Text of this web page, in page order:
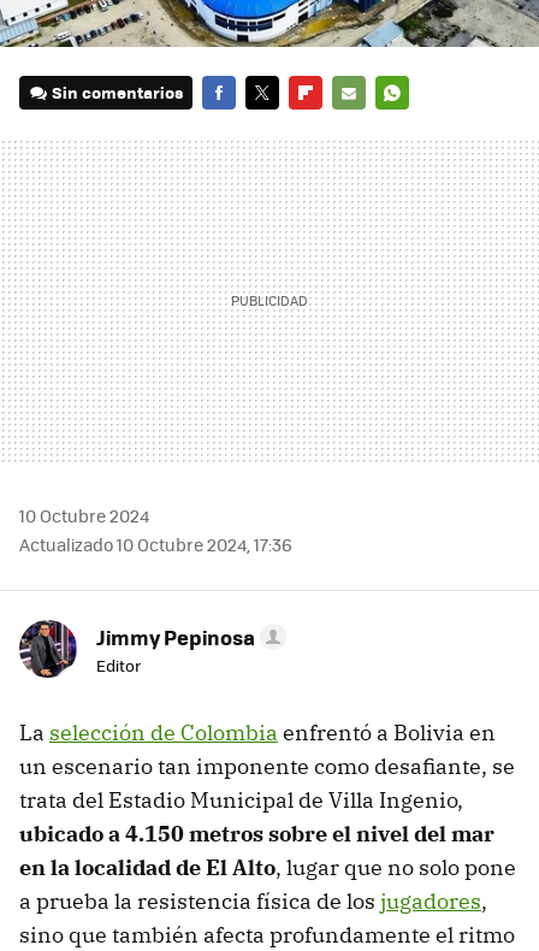
Sin comentarios
MAIL
10 Octubre 2024
Actualizado 10 Octubre 2024, 17:36
Jimmy Pepinosa
Editor
La selección de Colombia enfrentó a Bolivia en
un escenario tan imponente como desafiante, se
trata del Estadio Municipal de Villa Ingenio,
ubicado a 4.150 metros sobre el nivel del mar
en la localidad de El Alto, lugar que no solo pone
a prueba la resistencia física de los jugadores,
sino que también afecta profundamente el ritmo